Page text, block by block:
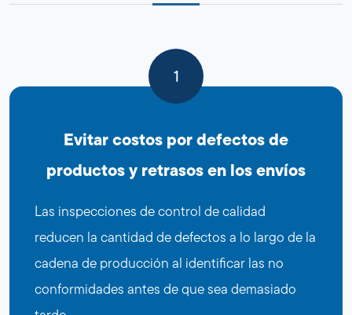
1
Evitar costos por defectos de
productos y retrasos en los envíos
Las inspecciones de control de calidad
reducen la cantidad de defectos a lo largo de la
cadena de producción al identificar las no
conformidades antes de que sea demasiado